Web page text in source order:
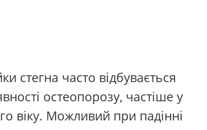
стегна часто відбувається
остеопорозу, частіше у
віку. Можливий при падінні